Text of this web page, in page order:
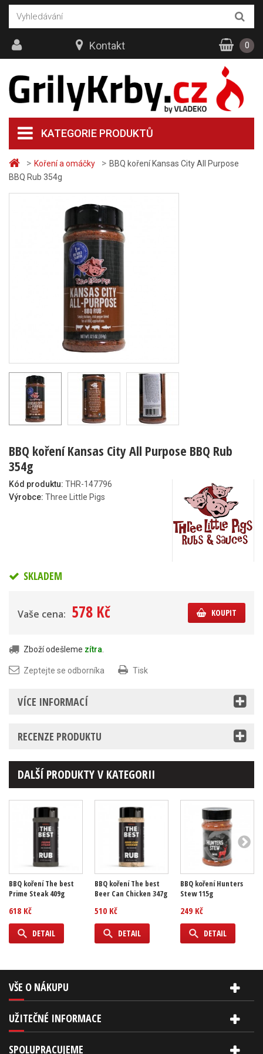
> Koření a omáčky > BBQ koření Kansas City All Purpose
BBQ Rub 354g
BBQ koření Kansas City All Purpose BBQ Rub
354g
Kód produktu: THR-147796
Výrobce: Three Little Pigs
SKLADEM
Vaše cena: 578 Kč KOUPIT
Zboží odešleme zítra
Zeptejte se odborníka Tisk
VÍCE INFORMACÍ
RECENZE PRODUKTU
DALŠÍ PRODUKTY V KATEGORII
BBQ koření The best
Prime Steak 409g
618 Kč
DETAIL
BBQ koření The best
Beer Can Chicken 347g
510 Kč
DETAIL
BBQ koření Hunters
Stew 115g
249 Kč
DETAIL
KATEGORIE PRODUKTŮ
Kontakt 0
VŠE O NÁKUPU
UŽITEČNÉ INFORMACE
SPOLUPRACUJEME